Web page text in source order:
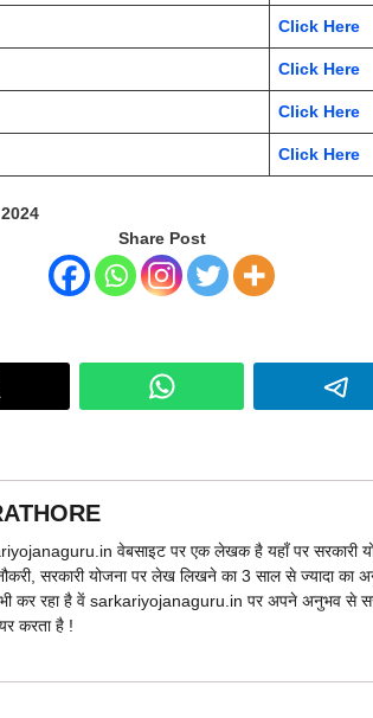
Click Here
Click Here
Click Here
Click Here
Share Post
वेबसाइट पर एक लेखक है यहाँ पर सरकारी
सरकारी योजना पर लेख लिखने का 3 साल से ज्यादा
भी कर रहा है वें sarkariyojanaguru.in पर अपने अनुभव से
करता है !